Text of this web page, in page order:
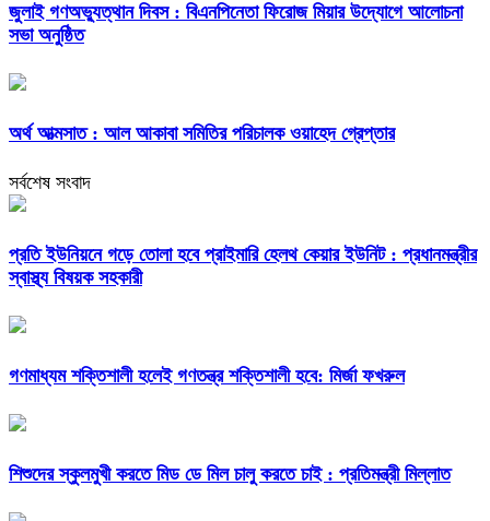
জুলাই গণঅভ্যুত্থান দিবস : বিএনপিনেতা ফিরোজ মিয়ার উদ্যোগে আলোচনা
সভা অনুষ্ঠিত
অর্থ আত্মসাত : আল আকাবা সমিতির পরিচালক ওয়াহেদ গ্রেপ্তার
সর্বশেষ সংবাদ
প্রতি ইউনিয়নে গড়ে তোলা হবে প্রাইমারি হেলথ কেয়ার ইউনিট : প্রধানমন্ত্রীর
স্বাস্থ্য বিষয়ক সহকারী
গণমাধ্যম শক্তিশালী হলেই গণতন্ত্র শক্তিশালী হবে: মির্জা ফখরুল
শিশুদের স্কুলমুখী করতে মিড ডে মিল চালু করতে চাই : প্রতিমন্ত্রী মিল্লাত